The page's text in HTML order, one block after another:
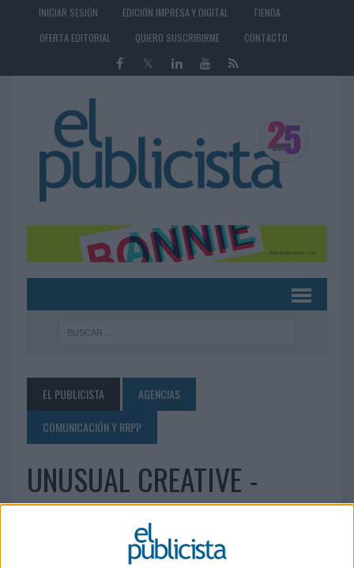
INICIAR SESIÓN EDICIÓN IMPRESA Y DIGITAL
TIENDA
OFERTA EDITORIAL
QUIERO SUSCRIBIRME CONTACTO
EL PUBLICISTA
AGENCIAS
COMUNICACIÓN Y RRPP
UNUSUAL CREATIVE -
MADRID -
24 DE MARZO DE 2013